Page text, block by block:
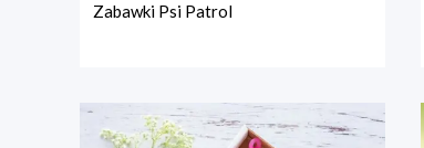
Zabawki Psi Patrol